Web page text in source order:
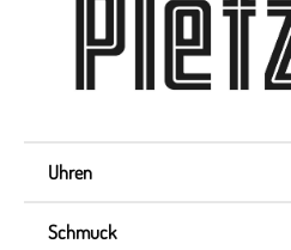
Uhren
Schmuck